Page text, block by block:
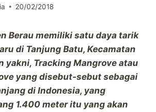
20/02/2018
Berau memiliki satu daya tarik
di Tanjung Batu, Kecamatan
yakni, Tracking Mangrove atau
yang disebut-sebut sebagai
di Indonesia, yang
1.400 meter itu yang akan